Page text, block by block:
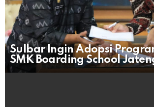
Sulbar Ingin Adopsi
SMK Boarding School